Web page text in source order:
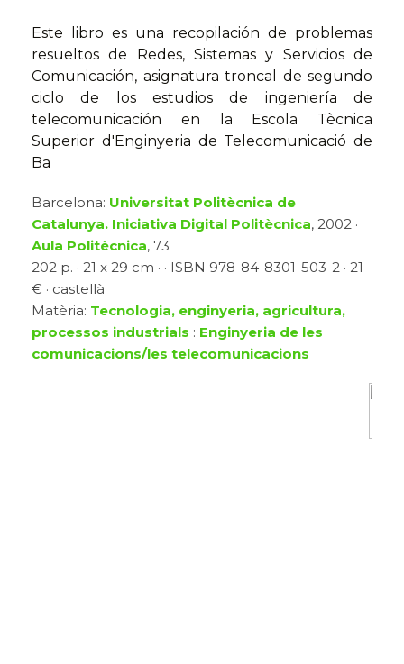
Este libro es una recopilación de problemas
resueltos de Redes, Sistemas y Servicios de
Comunicación, asignatura troncal de segundo
ciclo de los estudios de ingeniería de
telecomunicación en la Escola Tècnica
Superior d'Enginyeria de Telecomunicació de
Ba
Barcelona: Universitat Politècnica de
Catalunya. Iniciativa Digital Politècnica, 2002 ·
Aula Politècnica, 73
202 p. · 21 x 29 cm · · ISBN 978-84-8301-503-2 · 21
€ · castellà
Matèria: Tecnologia, enginyeria, agricultura,
processos industrials : Enginyeria de les
comunicacions/les telecomunicacions